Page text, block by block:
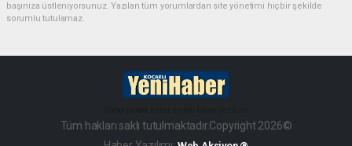
başınıza üstleniyorsunuz. Yazılan tüm yorumlardan site yönetimi hiçbir şekilde
sorumlu tutulamaz.
Tüm hakları saklı tutulmaktadır.Copyright 2026©